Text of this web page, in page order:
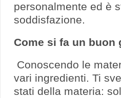
personalmente ed è
soddisfazione.
Come si fa un buon
Conoscendo le
vari ingredienti. Ti
stati della materia: